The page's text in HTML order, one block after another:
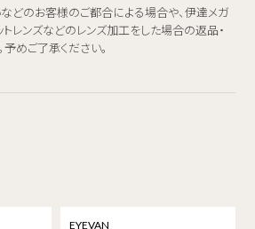
などのお客様のご都合による場合や、伊達メガ
トレンズなどのレンズ加工をした場合の返品・
めご了承ください。
EYEVAN